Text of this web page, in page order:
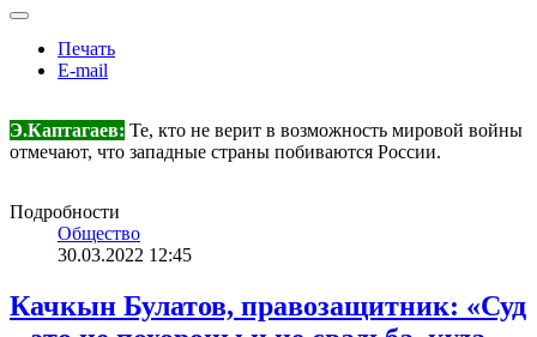
Печать
E-mail
Э.Каптагаев: Те, кто не верит в возможность мировой войны
отмечают, что западные страны побиваются России.
Подробности
Общество
30.03.2022 12:45
Качкын Булатов, правозащитник: «Суд